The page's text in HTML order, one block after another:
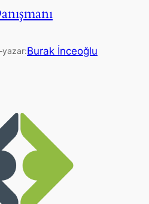
yazar:Burak İnceoğlu